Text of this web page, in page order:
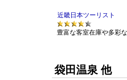
近畿日本ツーリスト
豊富な客室在庫や多彩
袋田温泉 他